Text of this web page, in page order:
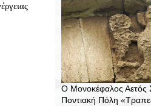
Ο Μονοκέφαλος Αετός
Ποντιακή Πόλη